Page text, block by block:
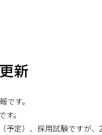
新
です。
。
予定）、採用試験ですが